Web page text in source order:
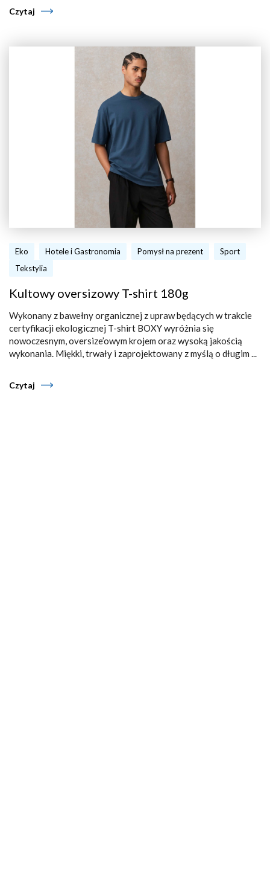
Czytaj
Eko Hotele i Gastronomia Pomysł na prezent
Sport
Tekstylia
Kultowy oversizowy T-shirt 180g
Wykonany z bawełny organicznej z upraw będących w trakcie
certyfikacji ekologicznej T-shirt BOXY wyróżnia się
nowoczesnym, oversize’owym krojem oraz wysoką jakością
wykonania. Miękki, trwały i zaprojektowany z myślą o długim ...
Czytaj